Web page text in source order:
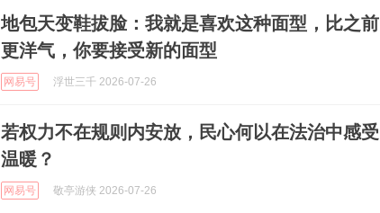
地包天变鞋拔脸：我就是喜欢这种面型，比之前
更洋气，你要接受新的面型
网易号 浮世三千 2026-07-26
若权力不在规则内安放，民心何以在法治中感受
温暖？
网易号 敬亭游侠 2026-07-26